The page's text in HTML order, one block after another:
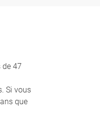
de 47
Si vous
que